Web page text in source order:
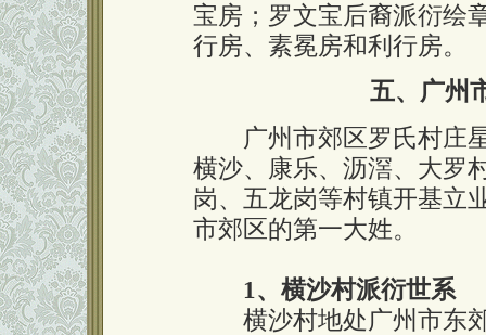
宝房；罗文宝后裔派衍绘
行房、素冕房和利行房。
五、广州
广州市郊区罗氏村庄星
横沙、康乐、沥滘、大罗
岗、五龙岗等村镇开基立
市郊区的第一大姓。
1、横沙村派衍世系
横沙村地处广州市东郊